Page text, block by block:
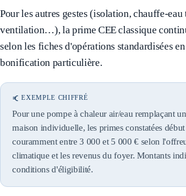
Pour les autres gestes (isolation, chauffe-
ventilation…), la prime CEE classique
selon les fiches d'opérations standardisées
bonification particulière.
EXEMPLE CHIFFRÉ
Pour une pompe à chaleur air/eau remplaçant
maison individuelle, les primes constatées
couramment entre 3 000 et 5 000 € selon
climatique et les revenus du foyer. Montants
conditions d'éligibilité.